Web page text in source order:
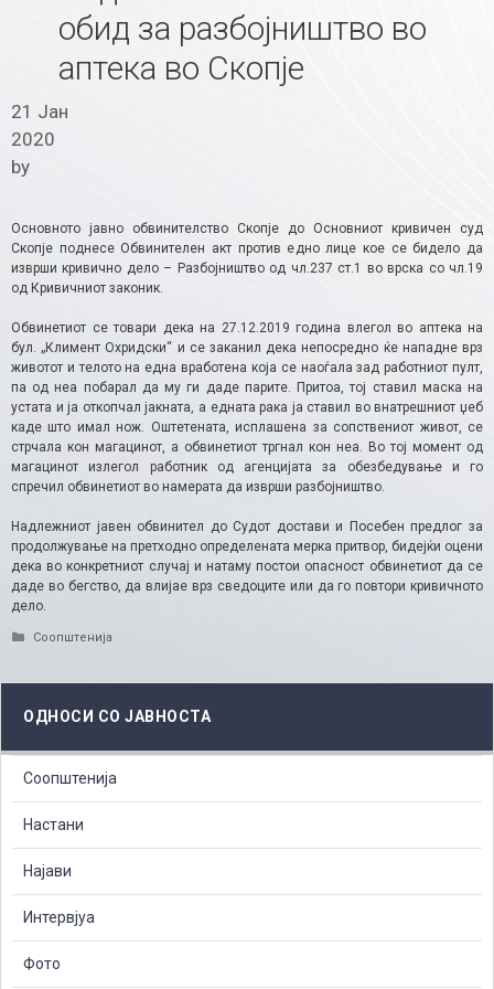
обид за разбојништво во
аптека во Скопје
21 Јан
2020
by
Основното јавно обвинителство Скопје до Основниот кривичен суд
Скопје поднесе Обвинителен акт против едно лице кое се бидело да
изврши кривично дело – Разбојништво од чл.237 ст.1 во врска со чл.19
од Кривичниот законик.
Обвинетиот се товари дека на 27.12.2019 година влегол во аптека на
бул. „Климент Охридски“ и се заканил дека непосредно ќе нападне врз
животот и телото на една вработена која се наоѓала зад работниот пулт,
па од неа побарал да му ги даде парите. Притоа, тој ставил маска на
устата и ја откопчал јакната, а едната рака ја ставил во внатрешниот џеб
каде што имал нож. Оштетената, исплашена за сопствениот живот, се
стрчала кон магацинот, а обвинетиот тргнал кон неа. Во тој момент од
магацинот излегол работник од агенцијата за обезбедување и го
спречил обвинетиот во намерата да изврши разбојништво.
Надлежниот јавен обвинител до Судот достави и Посебен предлог за
продолжување на претходно определената мерка притвор, бидејќи оцени
дека во конкретниот случај и натаму постои опасност обвинетиот да се
даде во бегство, да влијае врз сведоците или да го повтори кривичното
дело.
Categories
Соопштенија
ОДНОСИ СО ЈАВНОСТА
Соопштенија
Настани
Најави
Интервјуа
Фото